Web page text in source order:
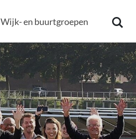
Wijk- en buurtgroepen